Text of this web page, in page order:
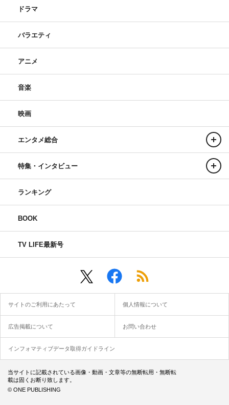
ドラマ
バラエティ
アニメ
音楽
映画
エンタメ総合
特集・インタビュー
ランキング
BOOK
TV LIFE最新号
サイトのご利用にあたって 個人情報について
広告掲載について お問い合わせ
インフォマティブデータ取得ガイドライン
当サイトに記載されている画像・動画・文章等の無断転用・無断転
載は固くお断り致します。
© ONE PUBLISHING